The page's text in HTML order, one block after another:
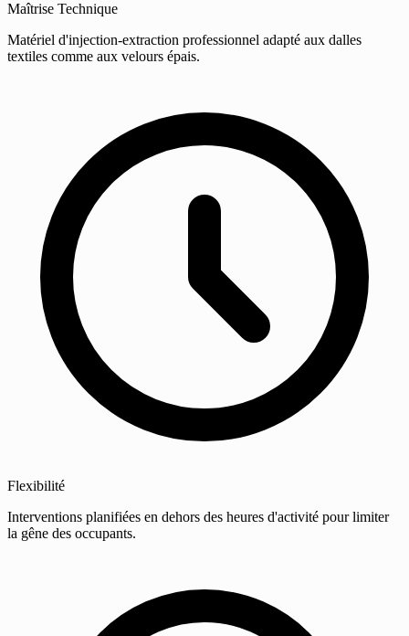
Maîtrise Technique
Matériel d'injection-extraction professionnel adapté aux dalles
textiles comme aux velours épais.
Flexibilité
Interventions planifiées en dehors des heures d'activité pour limiter
la gêne des occupants.